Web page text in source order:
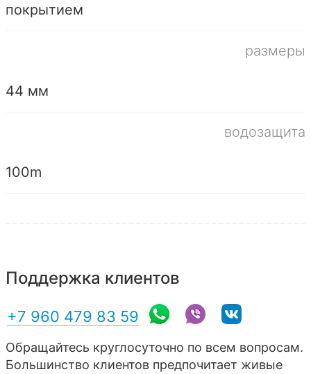
покрытием
размеры
44 мм
водозащита
100m
Поддержка клиентов
+7 960 479 83 59
Обращайтесь круглосуточно по всем вопросам.
Большинство клиентов предпочитает живые